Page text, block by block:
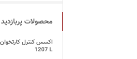
محصولات پربازدید
1207 L